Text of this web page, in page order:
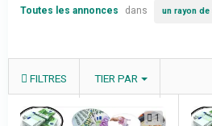
Toutes les annonces dans un rayon de
FILTRES TIER PAR
1